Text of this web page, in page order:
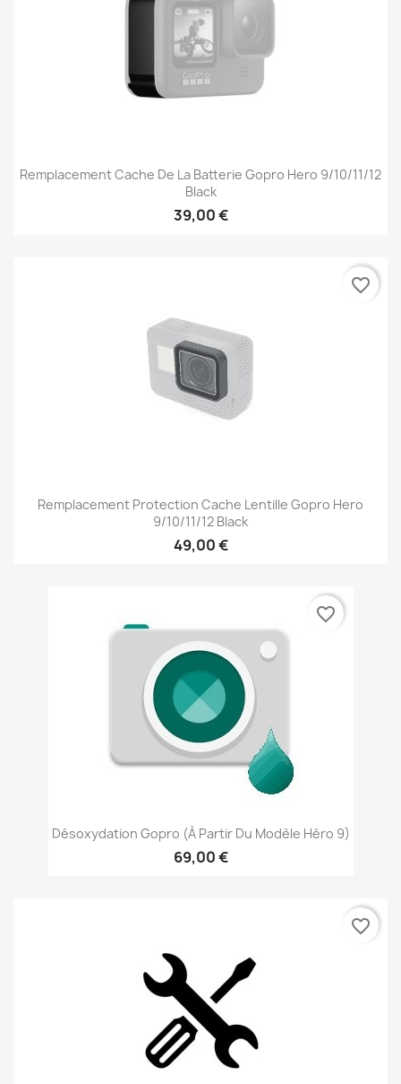
Remplacement Cache De La Batterie Gopro Hero 9/10/11/12
Black
39,00 €
Remplacement Protection Cache Lentille Gopro Hero
9/10/11/12 Black
49,00 €
favorite_border
Désoxydation Gopro (à Partir Du Modèle Héro 9)
69,00 €
favorite_border
favorite_border